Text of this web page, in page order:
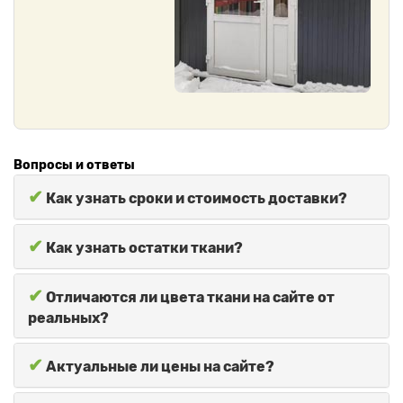
Вопросы и ответы
✔ Как узнать сроки и стоимость доставки?
✔ Как узнать остатки ткани?
✔ Отличаются ли цвета ткани на сайте от
реальных?
✔ Актуальные ли цены на сайте?